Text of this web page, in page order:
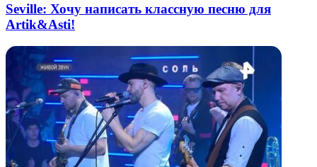
Seville: Хочу написать классную песню для
Artik&Asti!